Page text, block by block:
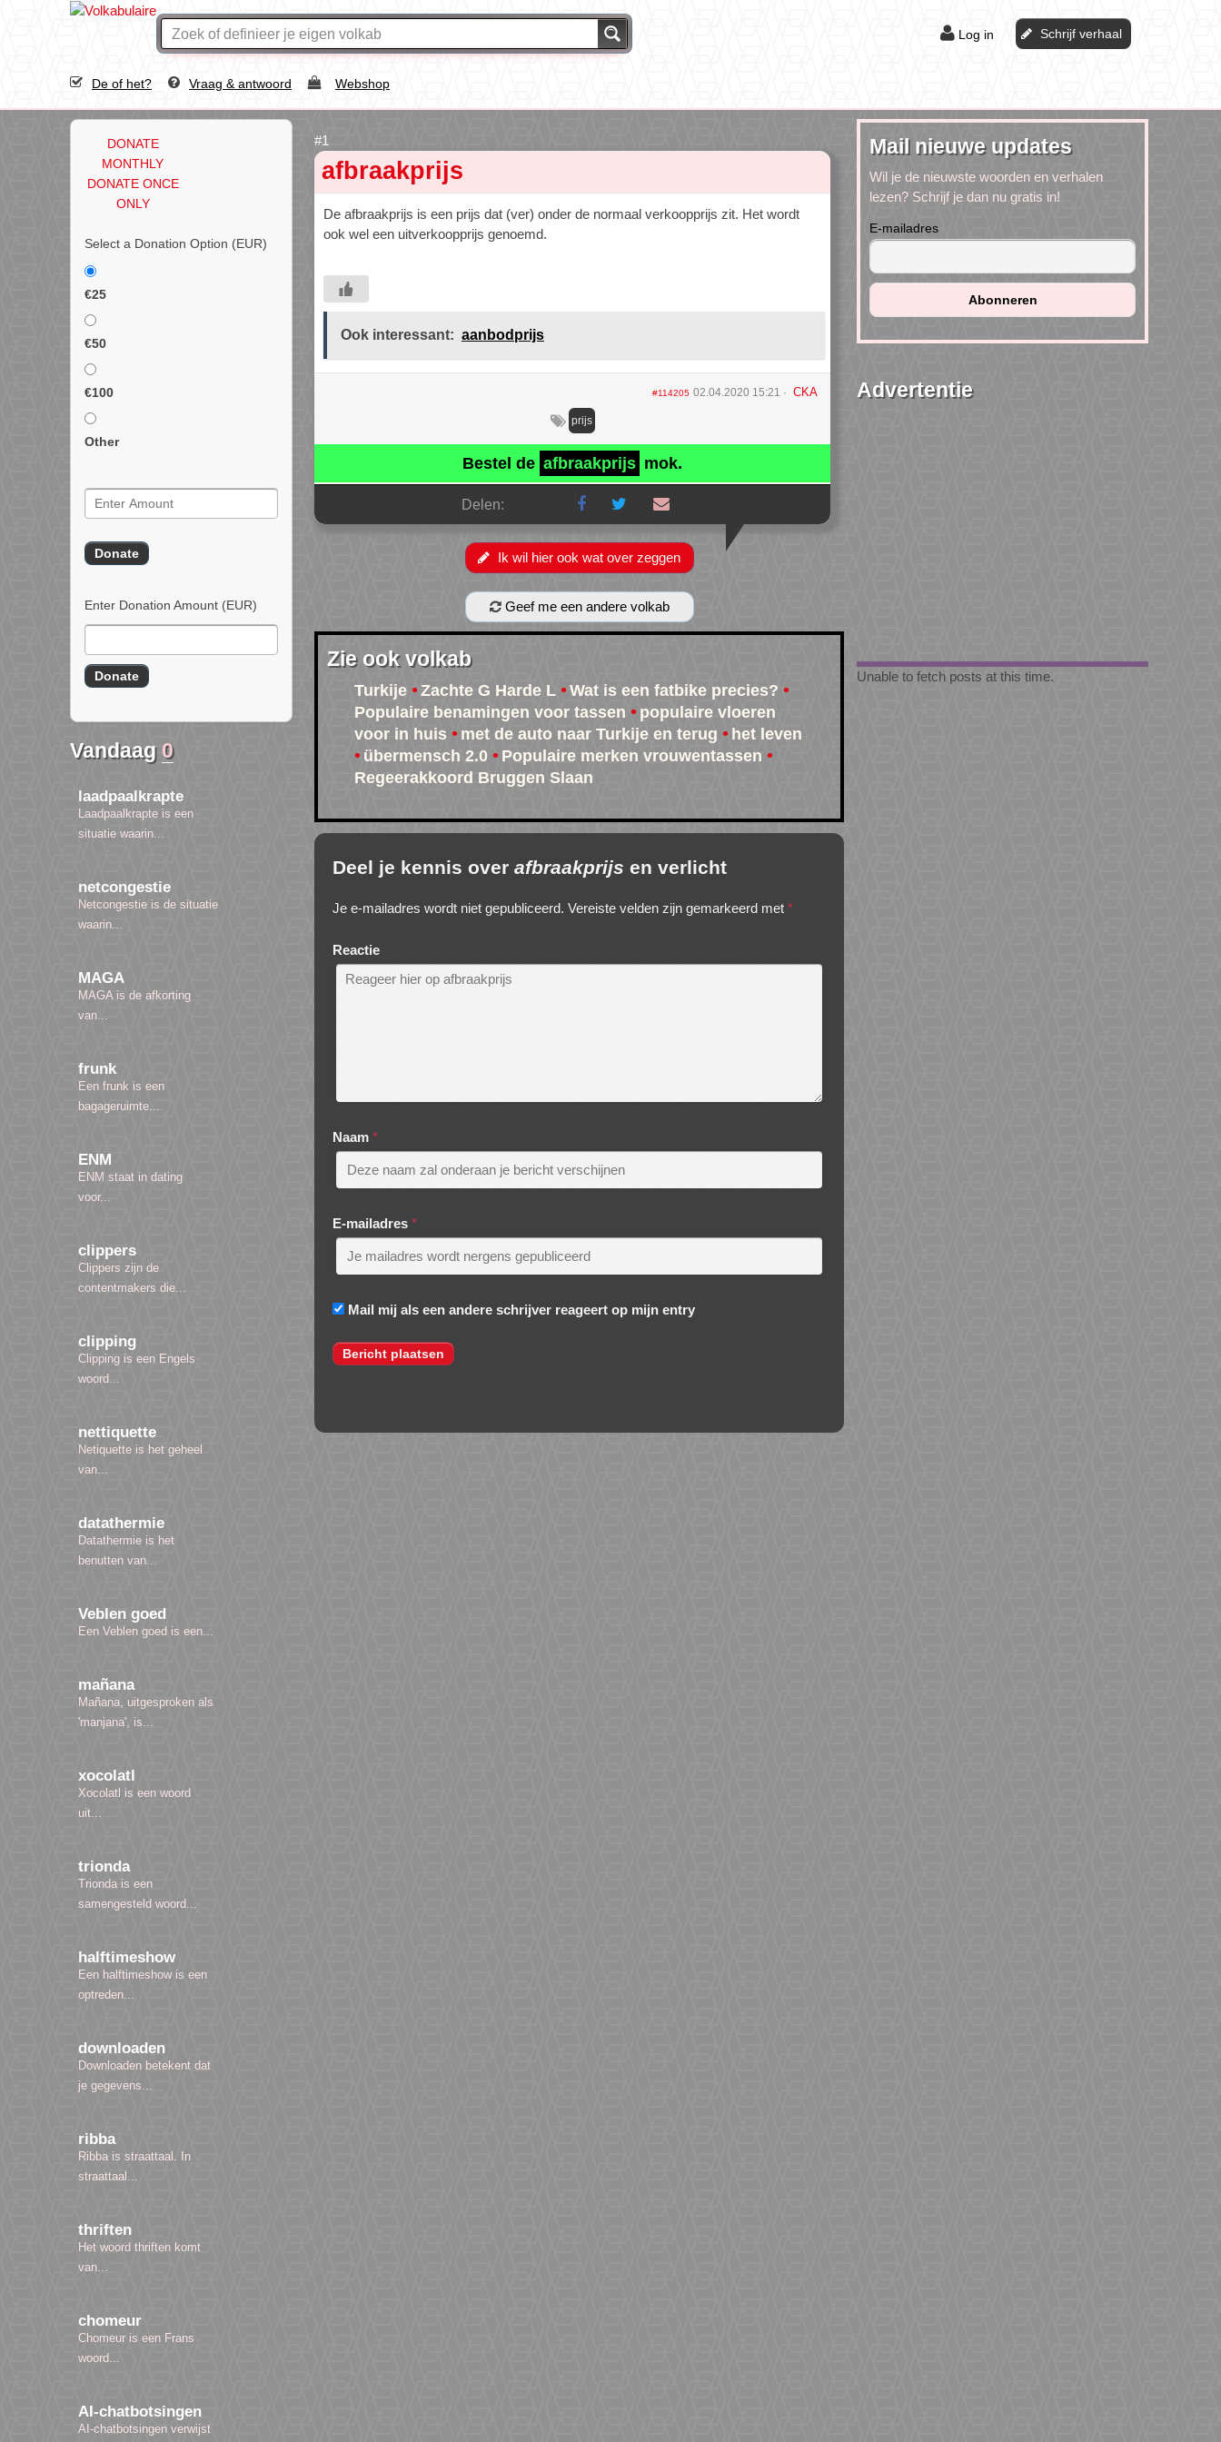
Log in Schrijf verhaal
De of het? Vraag & antwoord Webshop
DONATE
MONTHLY
DONATE ONCE
ONLY
Select a Donation Option (EUR)
€25
€50
€100
Other
Enter Donation Amount (EUR)
Vandaag 0
laadpaalkrapte
Laadpaalkrapte is een
situatie waarin...
netcongestie
Netcongestie is de situatie
waarin...
MAGA
MAGA is de afkorting
van...
frunk
Een frunk is een
bagageruimte...
ENM
ENM staat in dating
voor...
clippers
Clippers zijn de
contentmakers die...
clipping
Clipping is een Engels
woord...
nettiquette
Netiquette is het geheel
van...
datathermie
Datathermie is het
benutten van...
Veblen goed
Een Veblen goed is een...
mañana
Mañana, uitgesproken als
'manjana', is...
xocolatl
Xocolatl is een woord
uit...
trionda
Trionda is een
samengesteld woord...
halftimeshow
Een halftimeshow is een
optreden...
downloaden
Downloaden betekent dat
je gegevens...
ribba
Ribba is straattaal. In
straattaal...
thriften
Het woord thriften komt
van...
chomeur
Chomeur is een Frans
woord...
AI-chatbotsingen
AI-chatbotsingen verwijst
afbraakprijs
De afbraakprijs is een prijs dat (ver) onder de normaal verkoopprijs zit. Het wordt
ook wel een uitverkoopprijs genoemd.
Ook interessant: aanbodprijs
#114205 02.04.2020 15:21 CKA
prijs
Bestel de afbraakprijs mok.
Delen:
Ik wil hier ook wat over zeggen
Geef me een andere volkab
Zie ook volkab
Turkije Zachte G Harde L
Wat is een fatbike precies?
Populaire benamingen voor tassen
populaire vloeren
voor in huis
met de auto naar Turkije en terug
het leven
übermensch 2.0
Populaire merken vrouwentassen
Regeerakkoord Bruggen Slaan
Deel je kennis over afbraakprijs en verlicht
Je e-mailadres wordt niet gepubliceerd. Vereiste velden zijn gemarkeerd met *
Reactie
Naam *
E-mailadres *
Mail mij als een andere schrijver reageert op mijn entry
Mail nieuwe updates
Wil je de nieuwste woorden en verhalen
lezen? Schrijf je dan nu gratis in!
E-mailadres
Advertentie
Unable to fetch posts at this time.